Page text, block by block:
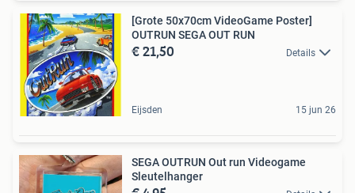
[Grote 50x70cm VideoGame Poster]
OUTRUN SEGA OUT RUN
€ 21,50 Details
Eijsden 15 jun 26
SEGA OUTRUN Out run Videogame
Sleutelhanger